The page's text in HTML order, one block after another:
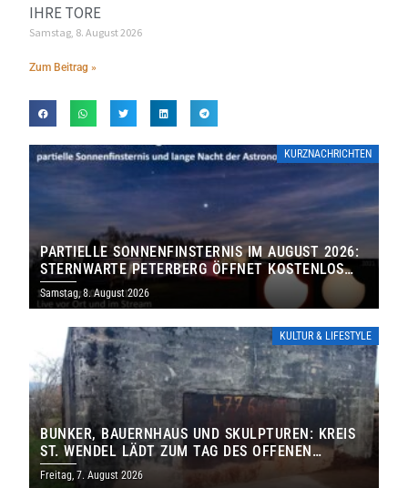
IHRE TORE
Samstag, 8. August 2026
Zum Beitrag »
KURZNACHRICHTEN
PARTIELLE SONNENFINSTERNIS IM AUGUST 2026:
STERNWARTE PETERBERG ÖFFNET KOSTENLOS
IHRE TORE
Samstag, 8. August 2026
KULTUR & LIFESTYLE
BUNKER, BAUERNHAUS UND SKULPTUREN: KREIS
ST. WENDEL LÄDT ZUM TAG DES OFFENEN
DENKMALS EIN
Freitag, 7. August 2026